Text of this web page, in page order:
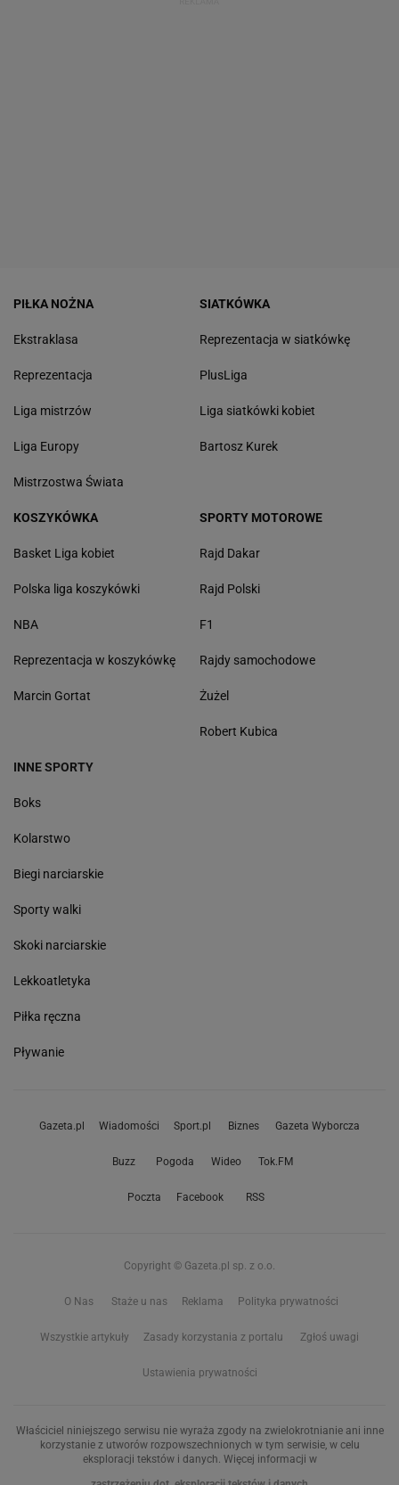
PIŁKA NOŻNA
Ekstraklasa
Reprezentacja
Liga mistrzów
Liga Europy
Mistrzostwa Świata
SIATKÓWKA
Reprezentacja w siatkówkę
PlusLiga
Liga siatkówki kobiet
Bartosz Kurek
KOSZYKÓWKA
Basket Liga kobiet
Polska liga koszykówki
NBA
Reprezentacja w koszykówkę
Marcin Gortat
SPORTY MOTOROWE
Rajd Dakar
Rajd Polski
F1
Rajdy samochodowe
Żużel
Robert Kubica
INNE SPORTY
Boks
Kolarstwo
Biegi narciarskie
Sporty walki
Skoki narciarskie
Lekkoatletyka
Piłka ręczna
Pływanie
Gazeta.pl Wiadomości Sport.pl Biznes Gazeta Wyborcza
Buzz Pogoda Wideo Tok.FM
Poczta Facebook RSS
Copyright © Gazeta.pl sp. z o.o.
O Nas Staże u nas Reklama Polityka prywatności
Wszystkie artykuły Zasady korzystania z portalu Zgłoś uwagi
Ustawienia prywatności
Właściciel niniejszego serwisu nie wyraża zgody na zwielokrotnianie ani inne
korzystanie z utworów rozpowszechnionych w tym serwisie, w celu
eksploracji tekstów i danych. Więcej informacji w